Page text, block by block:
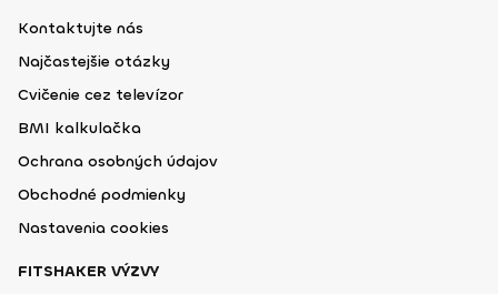
Kontaktujte nás
Najčastejšie otázky
Cvičenie cez televízor
BMI kalkulačka
Ochrana osobných údajov
Obchodné podmienky
Nastavenia cookies
FITSHAKER VÝZVY